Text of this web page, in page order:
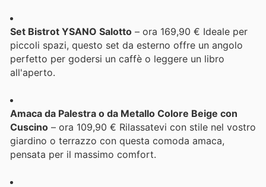
Set Bistrot YSANO Salotto – ora 169,90 € Ideale per
piccoli spazi, questo set da esterno offre un angolo
perfetto per godersi un caffè o leggere un libro
all'aperto.
Amaca da Palestra o da Metallo Colore Beige con
Cuscino – ora 109,90 € Rilassatevi con stile nel vostro
giardino o terrazzo con questa comoda amaca,
pensata per il massimo comfort.